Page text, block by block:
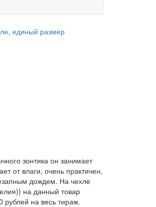
зонтика он занимает
от влаги, очень практичен,
дождем. На чехле
на данный товар
рублей на весь тираж.